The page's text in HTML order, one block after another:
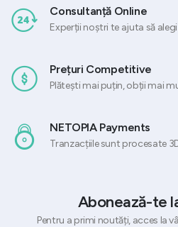
Consultanță Online
Experții noștri te ajuta să
Prețuri Competitive
Plătești mai puțin, obții mai
NETOPIA Payments
Tranzacțiile sunt procesate
Abonează-te
Pentru a primi noutăți, acces la